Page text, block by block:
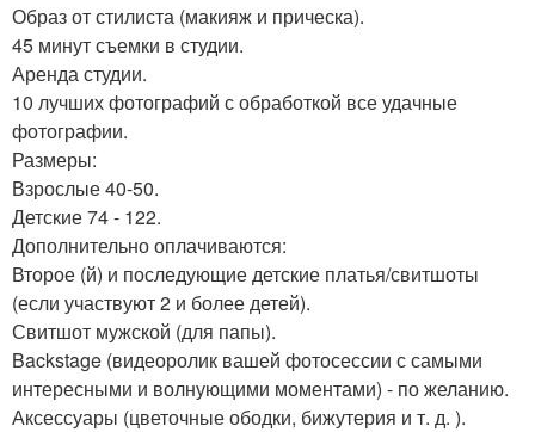
Образ от стилиста (макияж и прическа).
45 минут съемки в студии.
Аренда студии.
10 лучших фотографий с обработкой все удачные
фотографии.
Размеры:
Взрослые 40-50.
Детские 74 - 122.
Дополнительно оплачиваются:
Второе (й) и последующие детские платья/свитшоты
(если участвуют 2 и более детей).
Свитшот мужской (для папы).
Backstage (видеоролик вашей фотосессии с самыми
интересными и волнующими моментами) - по желанию.
Аксессуары (цветочные ободки, бижутерия и т. д. ).